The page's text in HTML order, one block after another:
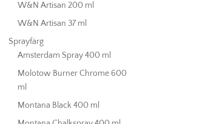
W&N Artisan 200 ml
W&N Artisan 37 ml
Sprayfärg
Amsterdam Spray 400 ml
Molotow Burner Chrome 600
ml
Montana Black 400 ml